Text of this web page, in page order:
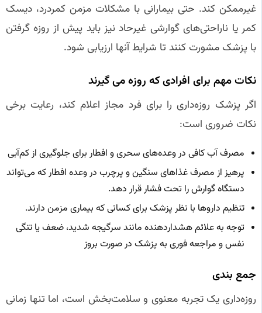
غیرممکن کند. حتی بیمارانی با مشکلات مزمن کمردرد، دیسک
کمر یا ناراحتی‌های گوارشی غیرحاد نیز باید پیش از روزه گرفتن
با پزشک مشورت کنند تا شرایط آنها ارزیابی شود.
نکات مهم برای افرادی که روزه می‌ گیرند
اگر پزشک روزه‌داری را برای فرد مجاز اعلام کند، رعایت برخی
نکات ضروری است:
مصرف آب کافی در وعده‌های سحری و افطار برای جلوگیری از کم‌آبی
پرهیز از مصرف غذاهای سنگین و پرچرب در وعده افطار که می‌تواند
دستگاه گوارش را تحت فشار قرار دهد.
تنظیم داروها با نظر پزشک برای کسانی که بیماری مزمن دارند.
توجه به علائم هشداردهنده مانند سرگیجه شدید، ضعف یا تنگی
نفس و مراجعه فوری به پزشک در صورت بروز
جمع‌ بندی
روزه‌داری یک تجربه معنوی و سلامت‌بخش است، اما تنها زمانی